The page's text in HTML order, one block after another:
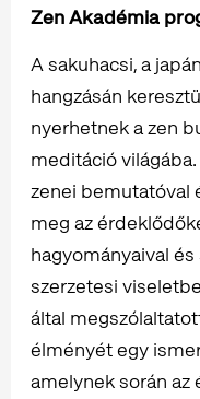
Zen Akadémia
A sakuhacsi, a
hangzásán
nyerhetnek a zen
meditáció
zenei bemutatóval
meg az
hagyományaival
szerzetesi
által
élményét egy
amelynek során